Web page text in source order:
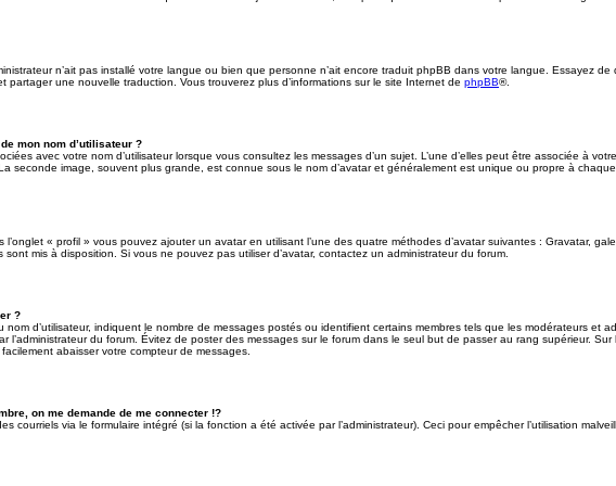
n’ait pas installé votre langue ou bien que personne n’ait encore traduit phpBB dans votre langue. Essayez
partager une nouvelle traduction. Vous trouverez plus d’informations sur le site Internet de phpBB®.
mon nom d’utilisateur ?
avec votre nom d’utilisateur lorsque vous consultez les messages d’un sujet. L’une d’elles peut être associée à
seconde image, souvent plus grande, est connue sous le nom d’avatar et généralement est unique ou propre à
l’onglet « profil » vous pouvez ajouter un avatar en utilisant l’une des quatre méthodes d’avatar suivantes : Gravatar,
mis à disposition. Si vous ne pouvez pas utiliser d’avatar, contactez un administrateur du forum.
?
d’utilisateur, indiquent le nombre de messages postés ou identifient certains membres tels que les modérateurs et
l’administrateur du forum. Évitez de poster des messages sur le forum dans le seul but de passer au rang supérieur.
abaisser votre compteur de messages.
on me demande de me connecter !?
courriels via le formulaire intégré (si la fonction a été activée par l’administrateur). Ceci pour empêcher l’utilisation